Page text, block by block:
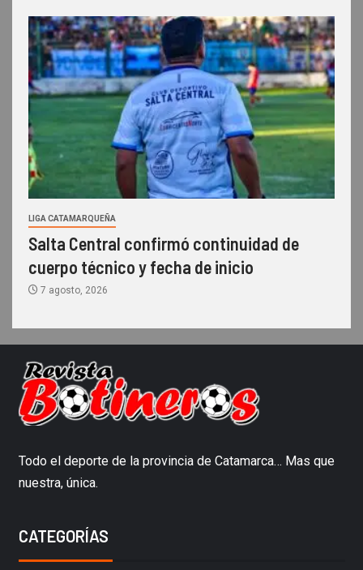
LIGA CATAMARQUEÑA
Salta Central confirmó continuidad de
cuerpo técnico y fecha de inicio
7 agosto, 2026
Todo el deporte de la provincia de Catamarca… Mas que
nuestra, única.
CATEGORÍAS